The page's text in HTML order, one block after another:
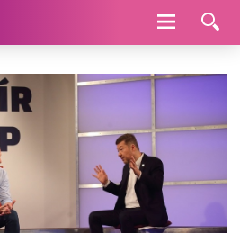
Navigace